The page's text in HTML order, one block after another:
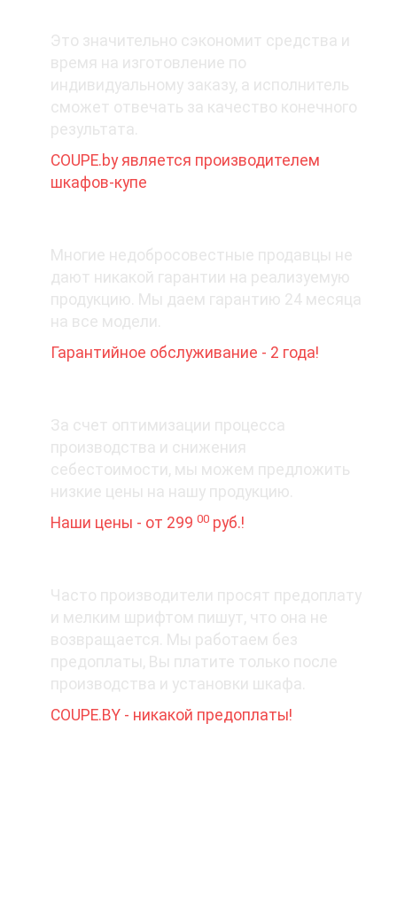
Это значительно сэкономит средства и
время на изготовление по
индивидуальному заказу, а исполнитель
сможет отвечать за качество конечного
результата.
COUPE.by является производителем
шкафов-купе
Многие недобросовестные продавцы не
дают никакой гарантии на реализуемую
продукцию. Мы даем гарантию 24 месяца
на все модели.
Гарантийное обслуживание - 2 года!
За счет оптимизации процесса
производства и снижения
себестоимости, мы можем предложить
низкие цены на нашу продукцию.
Наши цены - от 29900 руб.!
Часто производители просят предоплату
и мелким шрифтом пишут, что она не
возвращается. Мы работаем без
предоплаты, Вы платите только после
производства и установки шкафа.
COUPE.BY - никакой предоплаты!